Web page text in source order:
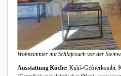
Wohnzimmer mit Schlafcouch vor der
Ausstattung Küche: Kühl-/Gefrierkombi,